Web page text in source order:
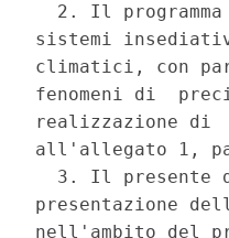
2. Il
sistemi
climatici, con
fenomeni di
realizzazione
all'allegato 1,
3. Il presente
presentazione